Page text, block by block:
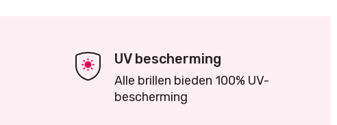
UV bescherming
Alle brillen bieden 100% UV-
bescherming